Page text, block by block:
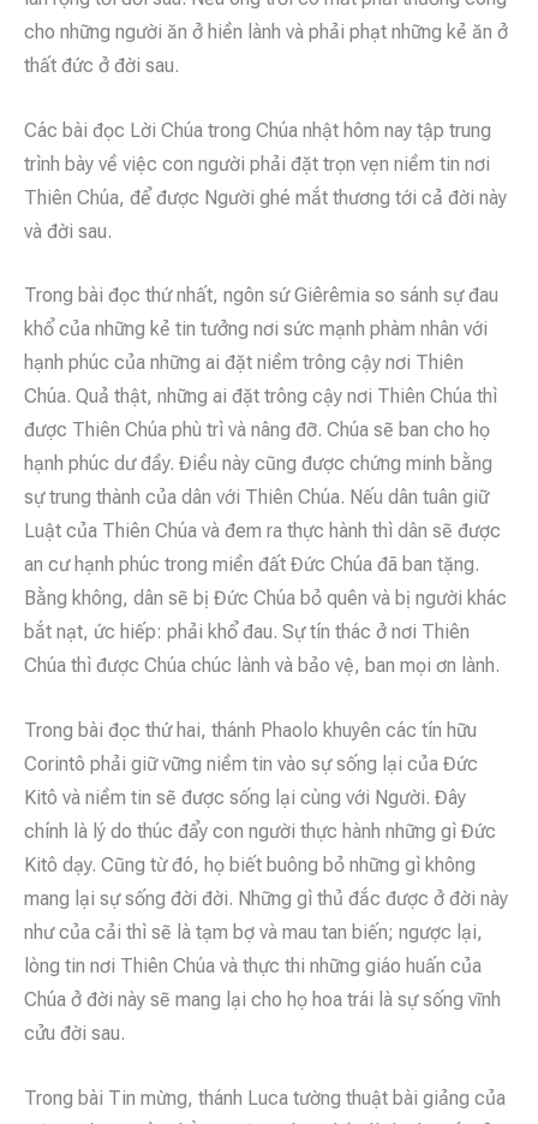
cho những người ăn ở hiền lành và phải phạt những kẻ ăn ở
thất đức ở đời sau.
Các bài đọc Lời Chúa trong Chúa nhật hôm nay tập trung
trình bày về việc con người phải đặt trọn vẹn niềm tin nơi
Thiên Chúa, để được Người ghé mắt thương tới cả đời này
và đời sau.
Trong bài đọc thứ nhất, ngôn sứ Giêrêmia so sánh sự đau
khổ của những kẻ tin tưởng nơi sức mạnh phàm nhân với
hạnh phúc của những ai đặt niềm trông cậy nơi Thiên
Chúa. Quả thật, những ai đặt trông cậy nơi Thiên Chúa thì
được Thiên Chúa phù trì và nâng đỡ. Chúa sẽ ban cho họ
hạnh phúc dư đầy. Điều này cũng được chứng minh bằng
sự trung thành của dân với Thiên Chúa. Nếu dân tuân giữ
Luật của Thiên Chúa và đem ra thực hành thì dân sẽ được
an cư hạnh phúc trong miền đất Đức Chúa đã ban tặng.
Bằng không, dân sẽ bị Đức Chúa bỏ quên và bị người khác
bắt nạt, ức hiếp: phải khổ đau. Sự tín thác ở nơi Thiên
Chúa thì được Chúa chúc lành và bảo vệ, ban mọi ơn lành.
Trong bài đọc thứ hai, thánh Phaolo khuyên các tín hữu
Corintô phải giữ vững niềm tin vào sự sống lại của Đức
Kitô và niềm tin sẽ được sống lại cùng với Người. Đây
chính là lý do thúc đẩy con người thực hành những gì Đức
Kitô dạy. Cũng từ đó, họ biết buông bỏ những gì không
mang lại sự sống đời đời. Những gì thủ đắc được ở đời này
như của cải thì sẽ là tạm bợ và mau tan biến; ngược lại,
lòng tin nơi Thiên Chúa và thực thi những giáo huấn của
Chúa ở đời này sẽ mang lại cho họ hoa trái là sự sống vĩnh
cửu đời sau.
Trong bài Tin mừng, thánh Luca tường thuật bài giảng của